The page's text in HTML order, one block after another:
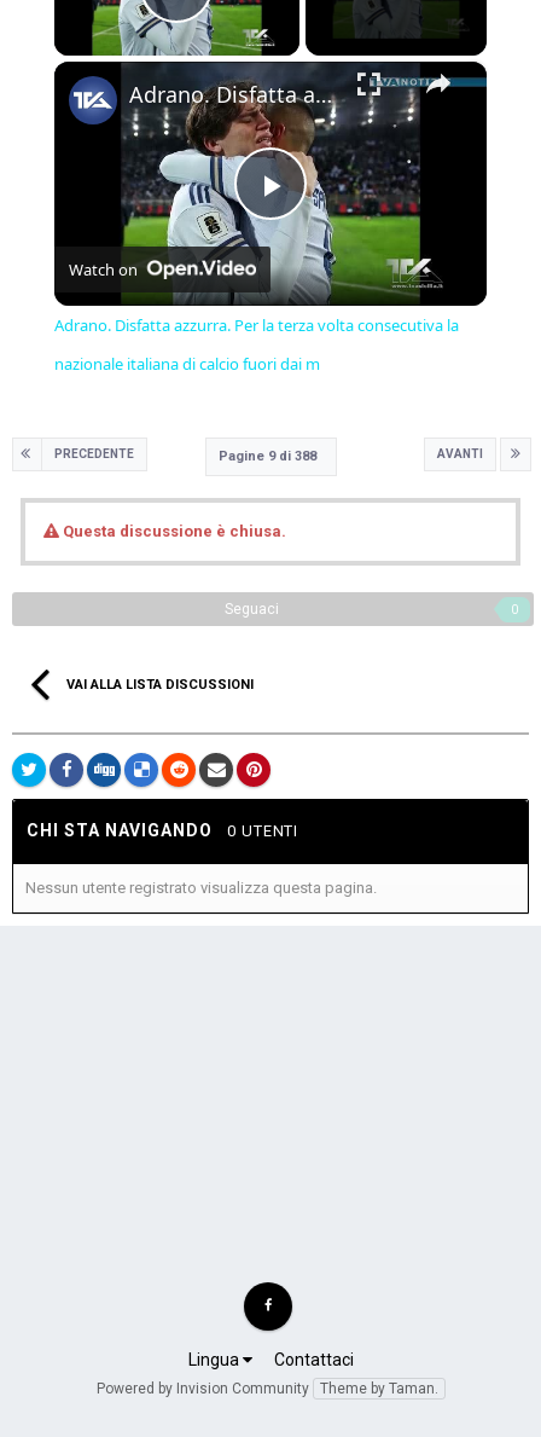
Play Video
×
Play
Video
Adrano. Disfatta azzurra. Per la terza volta consecutiva la nazionale italiana di calcio fuori dai m
Watch on
Adrano. Disfatta azzurra. Per la terza volta consecutiva la
nazionale italiana di calcio fuori dai m
PRECEDENTE AVANTI
Pagine 9 di 388
Questa discussione è chiusa.
Seguaci 0
VAI ALLA LISTA DISCUSSIONI
CHI STA NAVIGANDO 0 UTENTI
Nessun utente registrato visualizza questa pagina.
Lingua Contattaci
Powered by Invision Community Theme by Taman.